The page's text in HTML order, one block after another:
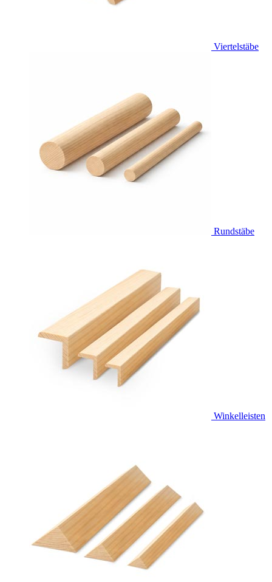
Viertelstäbe
Rundstäbe
Winkelleisten